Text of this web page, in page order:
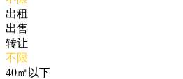
出租
出售
转让
不限
40㎡以下